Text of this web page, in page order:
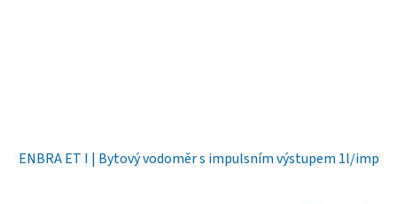
ENBRA ET I | Bytový vodoměr s impulsním výstupem 1l/imp